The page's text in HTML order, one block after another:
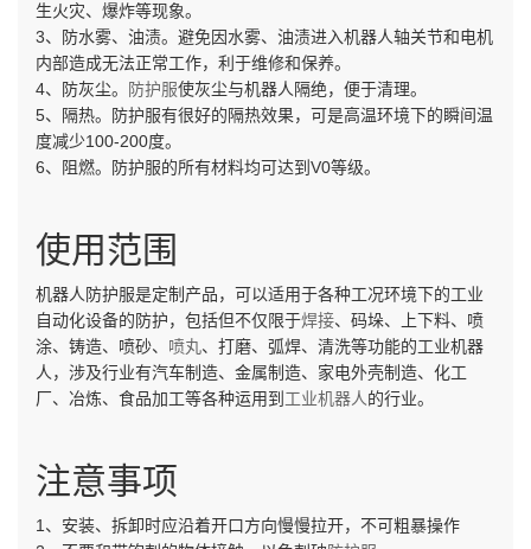
生火灾、爆炸等现象。
3、防水雾、油渍。避免因水雾、油渍进入机器人轴关节和电机
内部造成无法正常工作，利于维修和保养。
4、防灰尘。
防护服使灰尘与机器人隔绝，便于清理。
5、隔热。防护服有很好的隔热效果，可是高温环境下的瞬间温
度减少100-200度。
6、阻燃。防护服的所有材料均可达到V0等级。
使用范围
机器人防护服是定制产品，可以适用于各种工况环境下的工业
自动化设备的防护，包括但不仅限于焊接、码垛、上下料、喷
涂、铸造、喷砂、 喷丸、打磨、弧焊、清洗等功能的工业机器
人，涉及行业有汽车制造、金属制造、家电外壳制造、化工
厂、冶炼、食品加工等各种运用到 工业机器人的行业。
注意事项
1、安装、拆卸时应沿着开口方向慢慢拉开，不可粗暴操作